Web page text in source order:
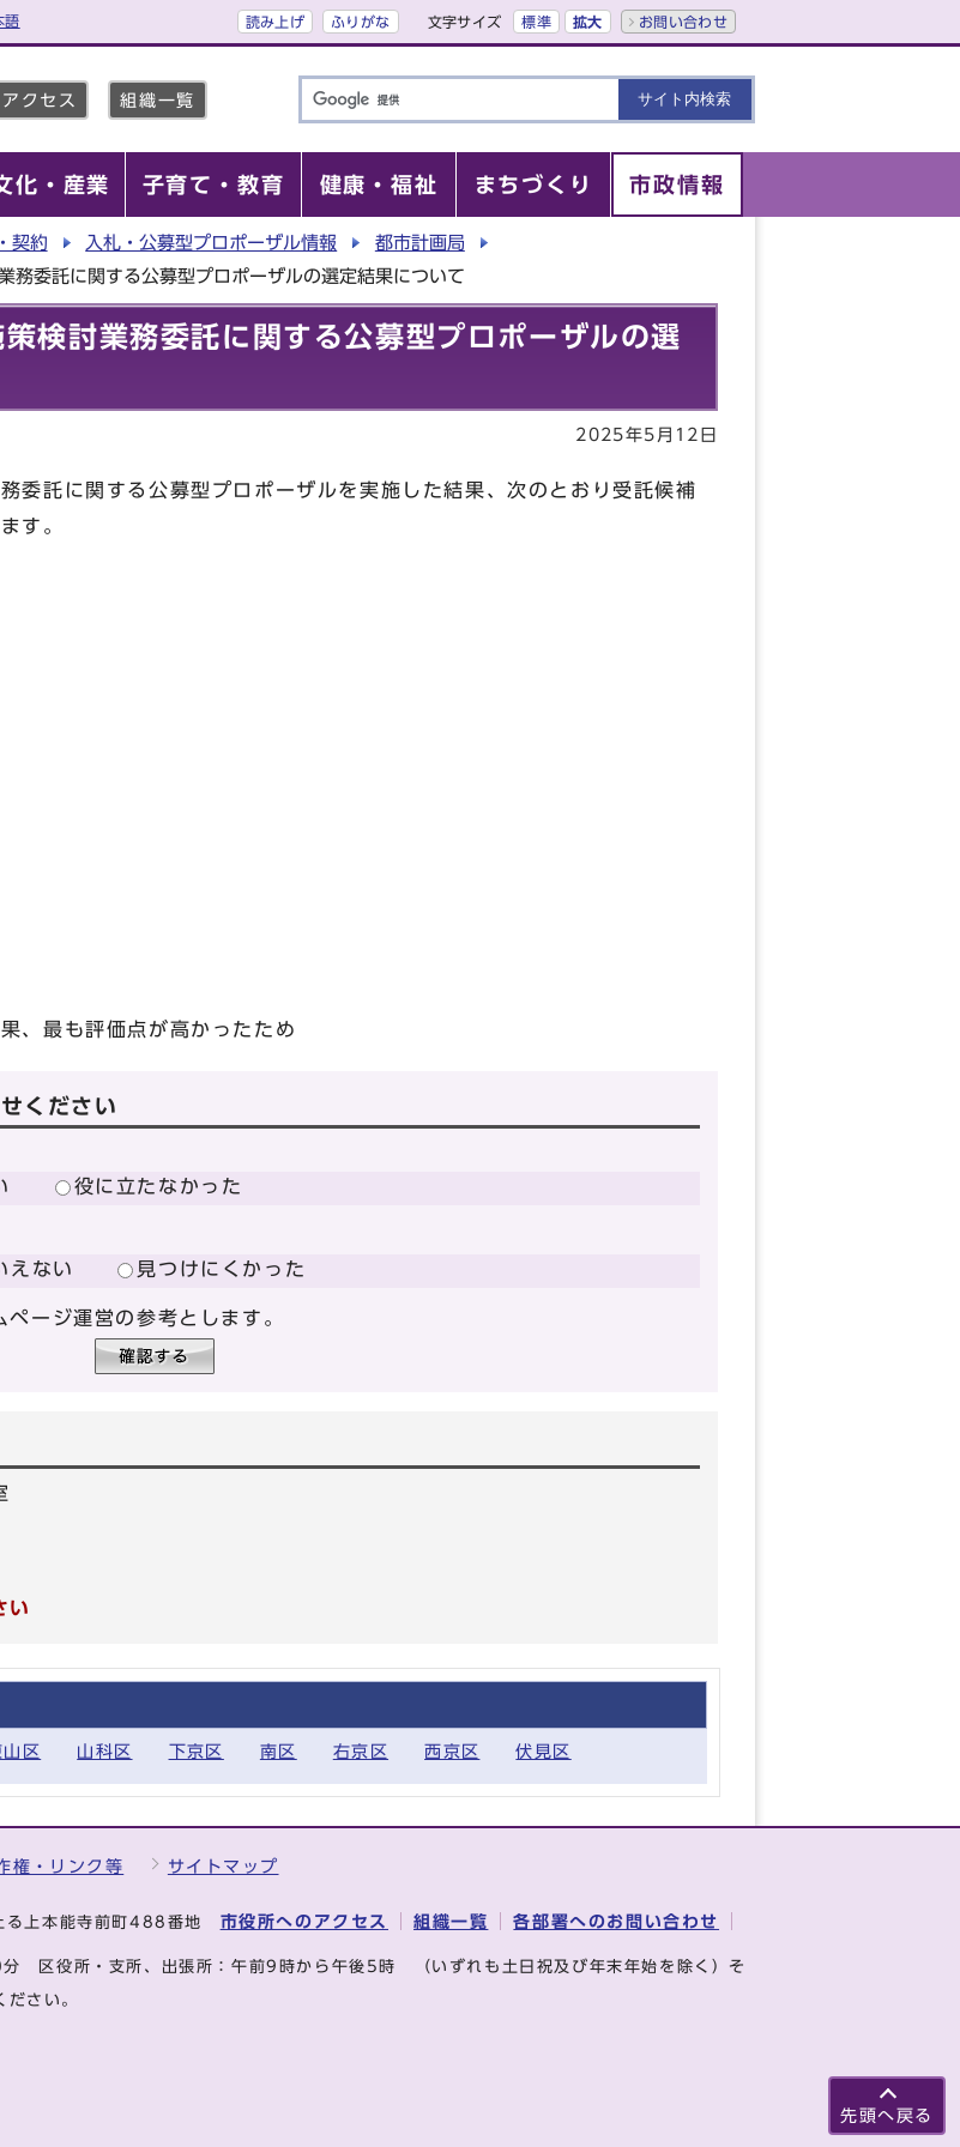
語 読み上げ ふりがな 文字サイズ 標準 拡大 お問い合わせ
クセス 組織一覧
化・産業 子育て・教育 健康・福祉 まちづくり 市政情報
契約 入札・公募型プロポーザル情報
都市計画局
務委託に関する公募型プロポーザルの選定結果について
検討業務委託に関する公募型プロポーザルの選
2025年5月12日
委託に関する公募型プロポーザルを実施した結果、次のとおり受託候補
す。
、最も評価点が高かったため
ください
役に立たなかった
えない 見つけにくかった
ージ運営の参考とします。
い
山区 山科区 下京区 南区 右京区 西京区 伏見区
先頭へ戻る
権・リンク等 サイトマップ
上本能寺前町488番地 市役所へのアクセス 組織一覧 各部署へのお問い合わせ
分 区役所・支所、出張所：午前9時から午後5時 （いずれも土日祝及び年末年始を除く）そ
さい。